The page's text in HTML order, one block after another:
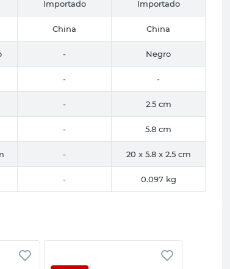
Importado Importado
China China
- Negro
- -
- 2.5 cm
- 5.8 cm
- 20 x 5.8 x 2.5 cm
- 0.097 kg